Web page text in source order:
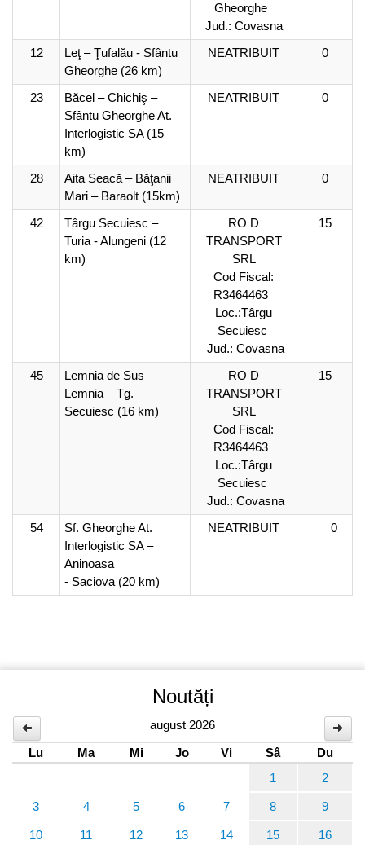
Gheorghe
Jud.: Covasna
12
Leţ – Ţufalău - Sfântu
Gheorghe (26 km)
NEATRIBUIT 0
23
Băcel – Chichiş –
Sfântu Gheorghe At.
Interlogistic SA (15
km)
NEATRIBUIT 0
28
Aita Seacă – Băţanii
Mari – Baraolt (15km)
NEATRIBUIT 0
42
Târgu Secuiesc –
Turia - Alungeni (12
km)
RO D
TRANSPORT
SRL
Cod Fiscal:
R3464463
Loc.:Târgu
Secuiesc
Jud.: Covasna
15
45
Lemnia de Sus –
Lemnia – Tg.
Secuiesc (16 km)
RO D
TRANSPORT
SRL
Cod Fiscal:
R3464463
Loc.:Târgu
Secuiesc
Jud.: Covasna
15
54
Sf. Gheorghe At.
Interlogistic SA –
Aninoasa
- Saciova (20 km)
NEATRIBUIT 0
Noutăți
august 2026
Lu
Ma Mi Jo Vi Sâ
Du
1
2
3 4 5 6 7 8 9
10 11 12 13 14 15 16